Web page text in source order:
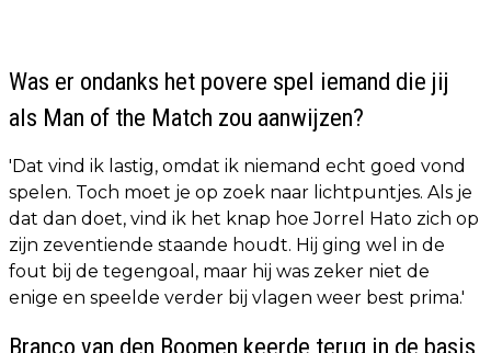
Was er ondanks het povere spel iemand die jij
als Man of the Match zou aanwijzen?
'Dat vind ik lastig, omdat ik niemand echt goed vond
spelen. Toch moet je op zoek naar lichtpuntjes. Als je
dat dan doet, vind ik het knap hoe Jorrel Hato zich op
zijn zeventiende staande houdt. Hij ging wel in de
fout bij de tegengoal, maar hij was zeker niet de
enige en speelde verder bij vlagen weer best prima.'
Branco van den Boomen keerde terug in de basis